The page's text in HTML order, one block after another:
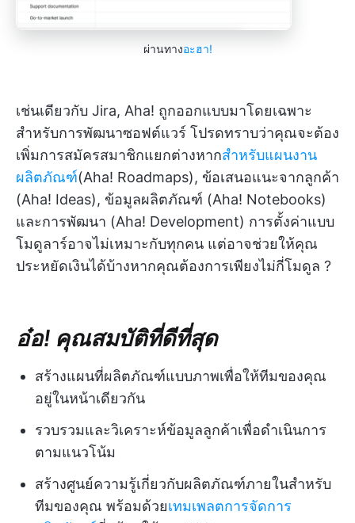
ผ่านทางอะฮา!
เช่นเดียวกับ Jira, Aha! ถูกออกแบบมาโดยเฉพาะ
สำหรับการพัฒนาซอฟต์แวร์ โปรดทราบว่าคุณจะต้อง
เพิ่มการสมัครสมาชิกแยกต่างหากสำหรับแผนงาน
ผลิตภัณฑ์(Aha! Roadmaps), ข้อเสนอแนะจากลูกค้า
(Aha! Ideas), ข้อมูลผลิตภัณฑ์ (Aha! Notebooks)
และการพัฒนา (Aha! Development) การตั้งค่าแบบ
โมดูลาร์อาจไม่เหมาะกับทุกคน แต่อาจช่วยให้คุณ
ประหยัดเงินได้บ้างหากคุณต้องการเพียงไม่กี่โมดูล ?
อ๋อ! คุณสมบัติที่ดีที่สุด
สร้างแผนที่ผลิตภัณฑ์แบบภาพเพื่อให้ทีมของคุณ
อยู่ในหน้าเดียวกัน
รวบรวมและวิเคราะห์ข้อมูลลูกค้าเพื่อดำเนินการ
ตามแนวโน้ม
สร้างศูนย์ความรู้เกี่ยวกับผลิตภัณฑ์ภายในสำหรับ
ทีมของคุณ พร้อมด้วยเทมเพลตการจัดการ